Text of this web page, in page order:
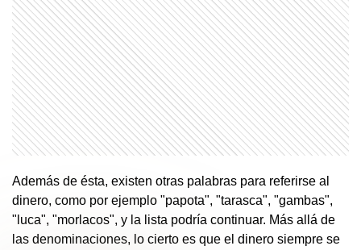
Además de ésta, existen otras palabras para referirse al
dinero, como por ejemplo "papota", "tarasca", "gambas",
"luca", "morlacos", y la lista podría continuar. Más allá de
las denominaciones, lo cierto es que el dinero siempre se